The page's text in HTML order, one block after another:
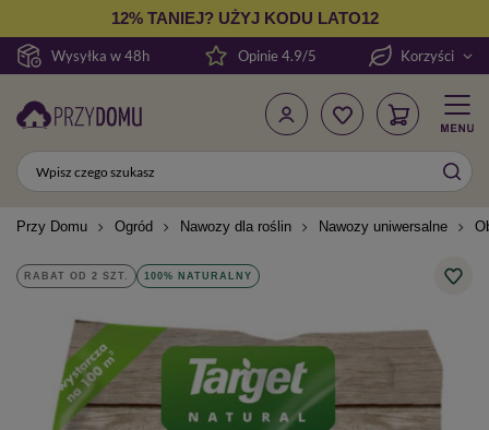
Wysyłka w 48h
12% TANIEJ? UŻYJ KODU LATO12
Opinie 4.9/5 Korzyści
Przy Domu Ogród Nawozy dla roślin Nawozy uniwersalne
RABAT OD 2 SZT. 100% NATURALNY